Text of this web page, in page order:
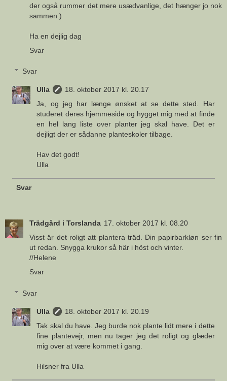
der også rummer det mere usædvanlige, det hænger jo nok
sammen:)
Ha en dejlig dag
Svar
Svar
Ulla
18. oktober 2017 kl. 20.17
Ja, og jeg har længe ønsket at se dette sted. Har
studeret deres hjemmeside og hygget mig med at finde
en hel lang liste over planter jeg skal have. Det er
dejligt der er sådanne planteskoler tilbage.
Hav det godt!
Ulla
Svar
Trädgård i Torslanda 17. oktober 2017 kl. 08.20
Visst är det roligt att plantera träd. Din papirbarkløn ser fin
ut redan. Snygga krukor så här i höst och vinter.
//Helene
Svar
Svar
Ulla
18. oktober 2017 kl. 20.19
Tak skal du have. Jeg burde nok plante lidt mere i dette
fine plantevejr, men nu tager jeg det roligt og glæder
mig over at være kommet i gang.
Hilsner fra Ulla